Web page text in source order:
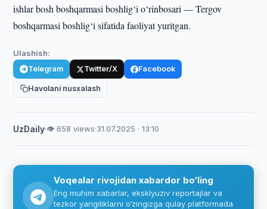
ishlar bosh boshqarmasi boshlig‘i o‘rinbosari — Tergov
boshqarmasi boshlig‘i sifatida faoliyat yuritgan.
Ulashish:
Telegram Twitter/X Facebook
Havolani nusxalash
UzDaily·👁 658 views·31.07.2025 · 13:10
Voqealar rivojidan xabardor bo‘ling
Eng muhim xabarlar, eksklyuziv reportajlar va
tezkor yangiliklarni o‘zingizga qulay platformada